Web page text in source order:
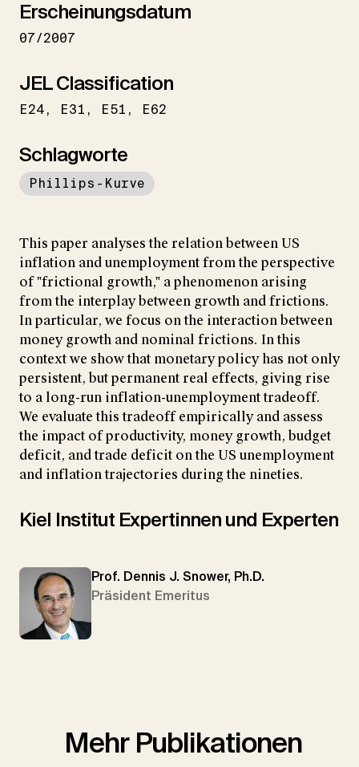
Erscheinungsdatum
07/2007
JEL Classification
E24 E31 E51 E62
Schlagworte
Phillips-Kurve
This paper analyses the relation between US
inflation and unemployment from the perspective
of "frictional growth," a phenomenon arising
from the interplay between growth and frictions.
In particular, we focus on the interaction between
money growth and nominal frictions. In this
context we show that monetary policy has not only
persistent, but permanent real effects, giving rise
to a long-run inflation-unemployment tradeoff.
We evaluate this tradeoff empirically and assess
the impact of productivity, money growth, budget
deficit, and trade deficit on the US unemployment
and inflation trajectories during the nineties.
Kiel Institut Expertinnen und Experten
Prof. Dennis J. Snower, Ph.D.
Präsident Emeritus
Mehr Publikationen